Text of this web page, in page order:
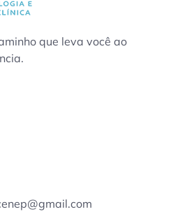
que leva você ao